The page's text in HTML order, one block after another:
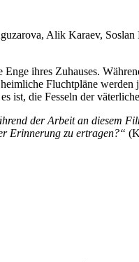
Alik Karaev,
ihres Zuhauses.
Fluchtpläne
ist, die Fesseln der
der Arbeit an
Erinnerung zu ertragen?“